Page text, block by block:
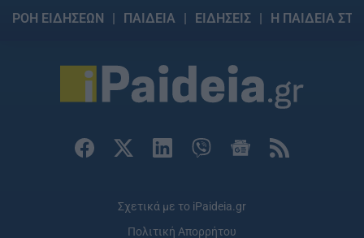
ΡΟΗ ΕΙΔΗΣΕΩΝ ΠΑΙΔΕΙΑ ΕΙΔΗΣΕΙΣ Η ΠΑΙΔΕΙΑ
Σχετικά με το iPaideia.gr
Πολιτική Απορρήτου